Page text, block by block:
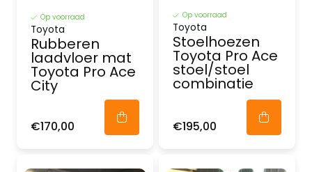
Op voorraad
Toyota
Rubberen
laadvloer mat
Toyota Pro Ace
City
€170,00
Op voorraad
Toyota
Stoelhoezen
Toyota Pro Ace
stoel/stoel
combinatie
€195,00